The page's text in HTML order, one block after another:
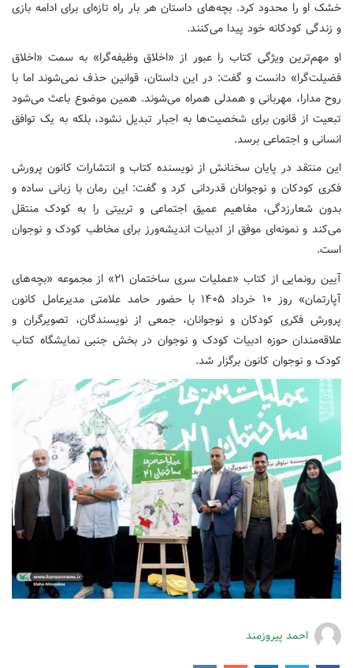
خشک او را محدود کرد. بچه‌های داستان هر بار راه تازه‌ای برای ادامه بازی
و زندگی کودکانه خود پیدا می‌کنند.
او مهم‌ترین ویژگی کتاب را عبور از «اخلاق وظیفه‌گرا» به سمت «اخلاق
فضیلت‌گرا» دانست و گفت: در این داستان، قوانین حذف نمی‌شوند اما با
روح مدارا، مهربانی و همدلی همراه می‌شوند. همین موضوع باعث می‌شود
تبعیت از قانون برای شخصیت‌ها به اجبار تبدیل نشود، بلکه به یک توافق
انسانی و اجتماعی برسد.
این منتقد در پایان سخنانش از نویسنده کتاب و انتشارات کانون پرورش
فکری کودکان و نوجوانان قدردانی کرد و گفت: این رمان با زبانی ساده و
بدون شعارزدگی، مفاهیم عمیق اجتماعی و تربیتی را به کودک منتقل
می‌کند و نمونه‌ای موفق از ادبیات اندیشه‌ورز برای مخاطب کودک و نوجوان
است.
آیین رونمایی از کتاب «عملیات سری ساختمان ۲۱» از مجموعه «بچه‌های
آپارتمان» روز ۱۰ خرداد ۱۴۰۵ با حضور حامد علامتی مدیرعامل کانون
پرورش فکری کودکان و نوجوانان، جمعی از نویسندگان، تصویرگران و
علاقه‌مندان حوزه ادبیات کودک و نوجوان در بخش جنبی نمایشگاه کتاب
کودک و نوجوان کانون برگزار شد.
احمد پیروزمند